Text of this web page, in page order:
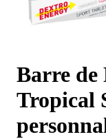
Barre de
Tropical